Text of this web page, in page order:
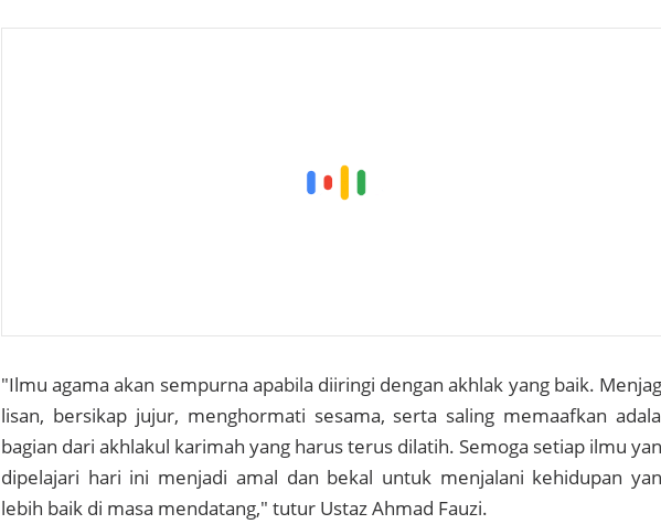
"Ilmu agama akan sempurna apabila diiringi dengan akhlak yang baik.
lisan, bersikap jujur, menghormati sesama, serta saling memaafkan
bagian dari akhlakul karimah yang harus terus dilatih. Semoga setiap ilmu
dipelajari hari ini menjadi amal dan bekal untuk menjalani kehidupan
lebih baik di masa mendatang," tutur Ustaz Ahmad Fauzi.